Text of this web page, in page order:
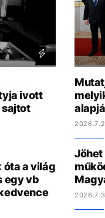
ivott
sajtot
óta a világ
egy vb
Jöhet